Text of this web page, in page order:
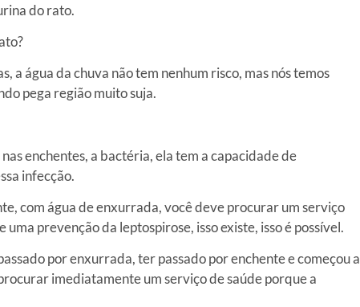
do rato.
a água da chuva não tem nenhum risco, mas nós temos
pega região muito suja.
enchentes, a bactéria, ela tem a capacidade de
infecção.
com água de enxurrada, você deve procurar um serviço
prevenção da leptospirose, isso existe, isso é possível.
por enxurrada, ter passado por enchente e começou a
imediatamente um serviço de saúde porque a